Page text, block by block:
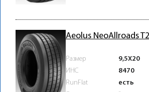
Aeolus NeoAllroads
Размер
9,5X20
ИНС
8470
RunFlat
есть